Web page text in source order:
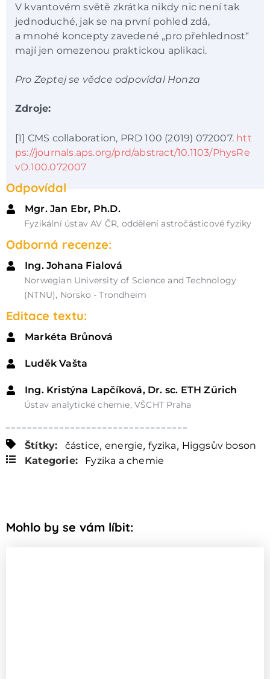
V kvantovém světě zkrátka nikdy nic není tak
jednoduché, jak se na první pohled zdá,
a mnohé koncepty zavedené „pro přehlednost“
mají jen omezenou praktickou aplikaci.
Pro Zeptej se vědce odpovídal Honza
Zdroje:
[1] CMS collaboration, PRD 100 (2019) 072007. htt
ps://journals.aps.org/prd/abstract/10.1103/PhysRe
vD.100.072007
Odpovídal
Mgr. Jan Ebr, Ph.D.
Fyzikální ústav AV ČR, oddělení astročásticové fyziky
Odborná recenze:
Ing. Johana Fialová
Norwegian University of Science and Technology
(NTNU), Norsko - Trondheim
Editace textu:
Markéta Brůnová
Luděk Vašta
Ing. Kristýna Lapčíková, Dr. sc. ETH Zürich
Ústav analytické chemie, VŠCHT Praha
Štítky: částice, energie, fyzika, Higgsův boson
Kategorie:
Fyzika a chemie
Mohlo by se vám líbit: